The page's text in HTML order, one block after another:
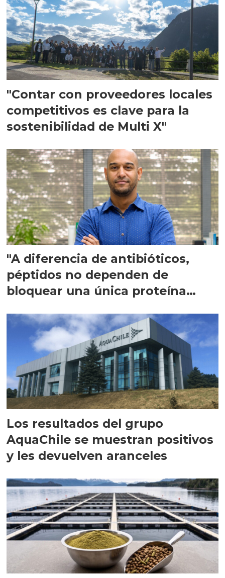
"Contar con proveedores locales
competitivos es clave para la
sostenibilidad de Multi X"
"A diferencia de antibióticos,
péptidos no dependen de
bloquear una única proteína
Los resultados del grupo
AquaChile se muestran positivos
y les devuelven aranceles